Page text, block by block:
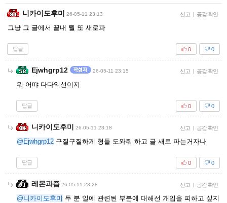
니카이도후미 26-05-11 23:13 신고 | 공감 확인
그냥 그 글에서 끝내 뭘 또 새로파
답글 0
0
Ejwhgrp12 26-05-11 23:15 신고 | 공감 확인
뭐 어땨 다다익선이지
답글 0
0
니카이도후미 26-05-11 23:18 신고 | 공감 확인
@Ejwhgrp12 구질구질하게 형들 도와줘 하고 글 새로 파는거자나
답글 0
0
레몬과즙 26-05-11 23:28 신고 | 공감 확인
@니카이도후미 두 분 일에 관련된 부분에 대해선 개입을 피하고 싶지